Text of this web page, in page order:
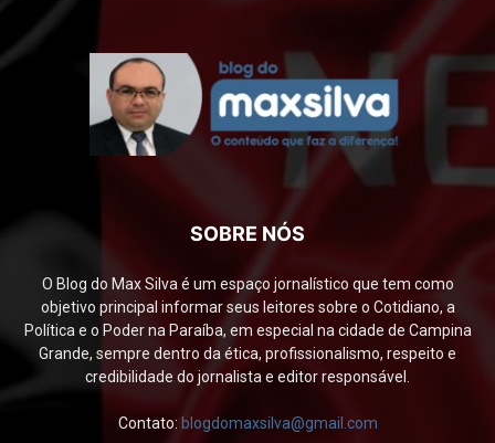
SOBRE NÓS
O Blog do Max Silva é um espaço jornalístico que tem como
objetivo principal informar seus leitores sobre o Cotidiano, a
Política e o Poder na Paraíba, em especial na cidade de Campina
Grande, sempre dentro da ética, profissionalismo, respeito e
credibilidade do jornalista e editor responsável.
Contato: blogdomaxsilva@gmail.com